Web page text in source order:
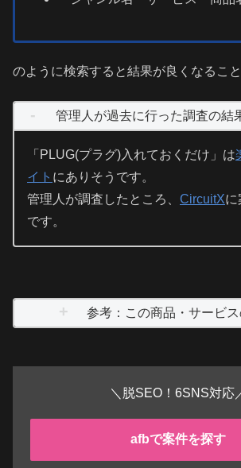
のように検索すると結果が良くなること
管理人が過去に行った調査の結
「PLUG(プラグ)入れておくだけ」は
イト にありそうです。
管理人が調査したところ、 CircuitXに
です。
参考：この商品・サービ
＼脱SEO！6SNS対応
afbで案件を探す